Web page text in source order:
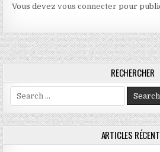
Vous devezvous connecter pour
RECHERCHER
Search for:
ARTICLES